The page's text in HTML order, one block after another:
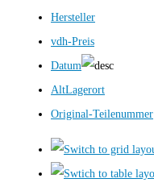
Hersteller
vdh-Preis
Datum
AltLagerort
Original-Teilenummer